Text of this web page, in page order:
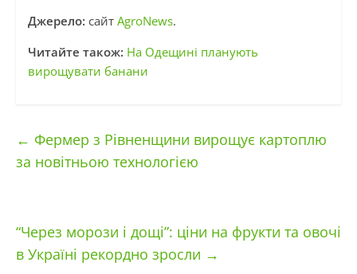
Джерело: сайт AgroNews.
Читайте також: На Одещині планують
вирощувати банани
← Фермер з Рівненщини вирощує картоплю
за новітньою технологією
“Через морози і дощі”: ціни на фрукти та овочі
в Україні рекордно зросли →